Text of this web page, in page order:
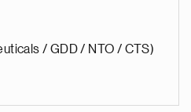
/ GDD / NTO / CTS)